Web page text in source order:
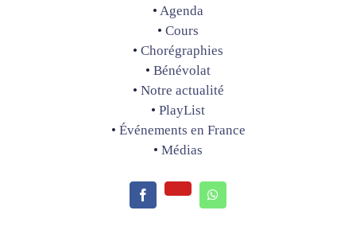
• Agenda
• Cours
• Chorégraphies
• Bénévolat
• Notre actualité
• PlayList
• Événements en France
• Médias